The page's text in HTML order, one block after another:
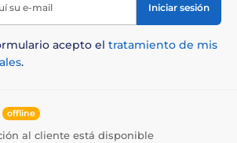
su e-mail Iniciar sesión
acepto el tratamiento de mis
.
offline
al cliente está disponible